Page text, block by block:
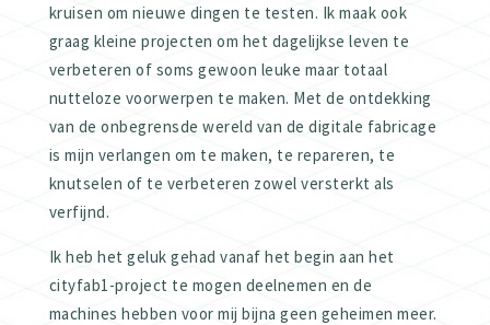
kruisen om nieuwe dingen te testen. Ik maak ook
graag kleine projecten om het dagelijkse leven te
verbeteren of soms gewoon leuke maar totaal
nutteloze voorwerpen te maken. Met de ontdekking
van de onbegrensde wereld van de digitale fabricage
is mijn verlangen om te maken, te repareren, te
knutselen of te verbeteren zowel versterkt als
verfijnd.
Ik heb het geluk gehad vanaf het begin aan het
cityfab1-project te mogen deelnemen en de
machines hebben voor mij bijna geen geheimen meer.